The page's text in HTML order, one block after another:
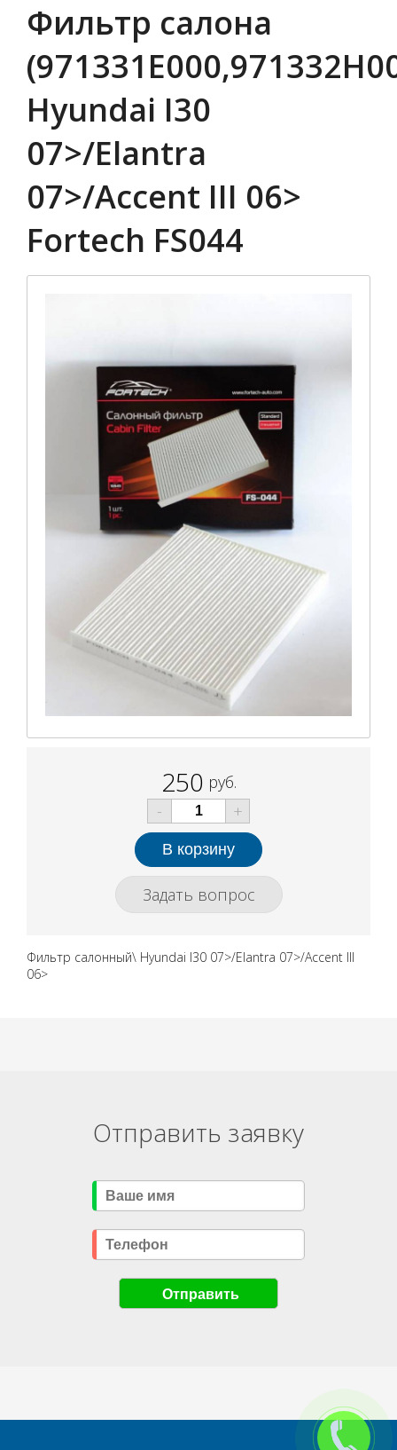
Фильтр салона
Hyundai I30
07>/Elantra
07>/Accent III 06>
Fortech FS044
250 руб.
-
+
Задать вопрос
Фильтр салонный\ Hyundai I30 07>/Elantra 07>/Accent III
06>
Отправить заявку